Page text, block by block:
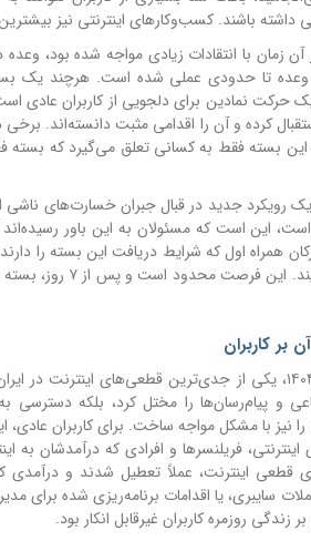
داشته باشند. کسب‌وکارهای اینترنتی نیز
آن زمان با انتقادات زیادی مواجه شده بود،
حرکت نمادین برای دلجویی از کاربران عادی
کرده و آن را اقدامی مثبت دانسته‌اند.
این بسته فقط به کسانی تعلق می‌گیرد که بسته
یک رویکرد جدید در قبال جبران خسارت‌های ناشی
این است که مسئولان به این باور
۲ گیگابایت
بر کاربران
اختلالات گسترده اینترنت در دی‌ماه ۱۴۰۴، یکی از جدی‌ترین
و پیام‌رسان‌ها را مختل کرد، بلکه دسترسی
را نیز با مشکل مواجه ساخت. برای کاربران
فریلنسرها و افرادی که درآمدشان به
قطعی اینترنت، عملاً تعطیل شدند و درآمدی
سایبری، یا اقدامات برنامه‌ریزی شده برای
زندگی روزمره کاربران غیرقابل انکار بود.